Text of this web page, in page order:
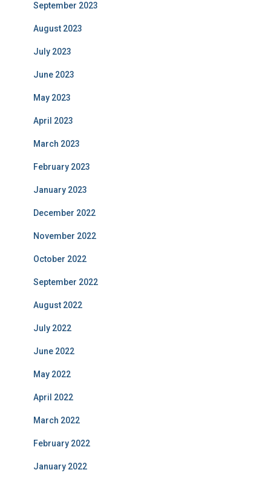
September 2023
August 2023
July 2023
June 2023
May 2023
April 2023
March 2023
February 2023
January 2023
December 2022
November 2022
October 2022
September 2022
August 2022
July 2022
June 2022
May 2022
April 2022
March 2022
February 2022
January 2022